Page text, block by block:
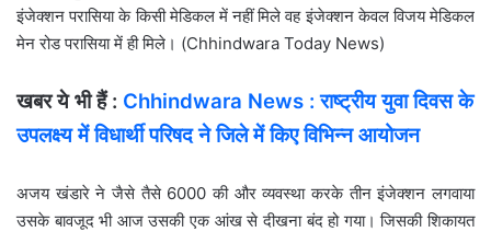
इंजेक्शन परासिया के किसी मेडिकल में नहीं मिले वह इंजेक्शन केवल विजय मेडिकल
मेन रोड परासिया में ही मिले। (Chhindwara Today News)
खबर ये भी हैं : Chhindwara News : राष्ट्रीय युवा दिवस के
उपलक्ष्य में विधार्थी परिषद ने जिले में किए विभिन्न आयोजन
अजय खंडारे ने जैसे तैसे 6000 की और व्यवस्था करके तीन इंजेक्शन लगवाया
उसके बावजूद भी आज उसकी एक आंख से दीखना बंद हो गया। जिसकी शिकायत